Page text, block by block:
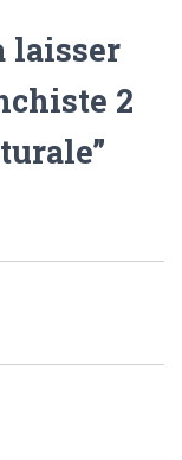
laisser
2